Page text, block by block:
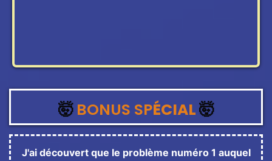
🤯 BONUS SPÉCIAL🤯
J'ai découvert que le problème numéro 1 auquel